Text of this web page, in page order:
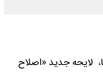
لایحه جدید «اصلاح